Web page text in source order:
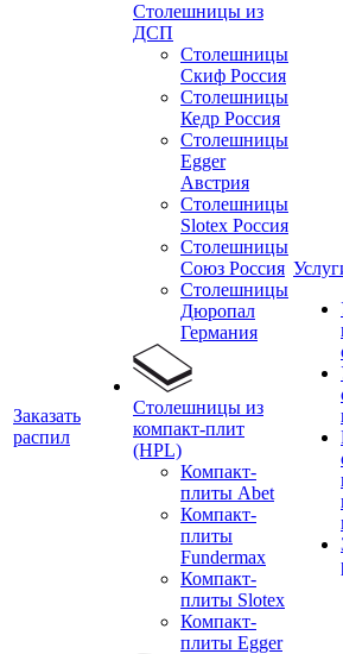
Заказать
распил
Столешницы из
ДСП
Столешницы
Скиф Россия
Столешницы
Кедр Россия
Столешницы
Egger
Австрия
Столешницы
Slotex Россия
Столешницы
Союз Россия
Столешницы
Дюропал
Германия
Столешницы из
компакт-плит
(HPL)
Компакт-
плиты Abet
Компакт-
плиты
Fundermax
Компакт-
плиты Slotex
Компакт-
плиты Egger